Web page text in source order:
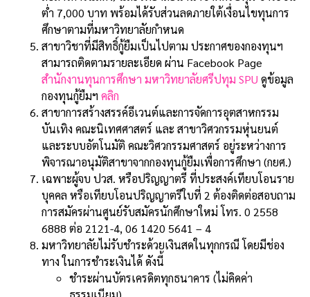
ต่ำ 7,000 บาท พร้อมได้รับส่วนลดภายใต้เงื่อนไขทุนการ
ศึกษาตามที่มหาวิทยาลัยกำหนด
สาขาวิชาที่มีสิทธิ์กู้ยืมเป็นไปตาม ประกาศของกองทุนฯ
สามารถติดตามรายละเอียด ผ่าน Facebook Page
สำนักงานทุนการศึกษา มหาวิทยาลัยศรีปทุม SPU ดูข้อมูล
กองทุนกู้ยืมฯ คลิก
สาขาการสร้างสรรค์อีเวนต์และการจัดการอุตสาหกรรม
บันเทิง คณะนิเทศศาสตร์ และ สาขาวิศวกรรมหุ่นยนต์
และระบบอัตโนมัติ คณะวิศวกรรมศาสตร์ อยู่ระหว่างการ
พิจารณาอนุมัติสาขาจากกองทุนกู้ยืมเพื่อการศึกษา (กยศ.)
เฉพาะผู้จบ ปวส. หรือปริญญาตรี ที่ประสงค์เทียบโอนราย
บุคคล หรือเทียบโอนปริญญาตรีใบที่ 2 ต้องติดต่อสอบถาม
การสมัครผ่านศูนย์รับสมัครนักศึกษาใหม่ โทร. 0 2558
6888 ต่อ 2121-4, 06 1420 5641 – 4
มหาวิทยาลัยไม่รับชำระด้วยเงินสดในทุกกรณี โดยมีช่อง
ทาง ในการชำระเงินได้ ดังนี้
ชำระผ่านบัตรเครดิตทุกธนาคาร (ไม่คิดค่า